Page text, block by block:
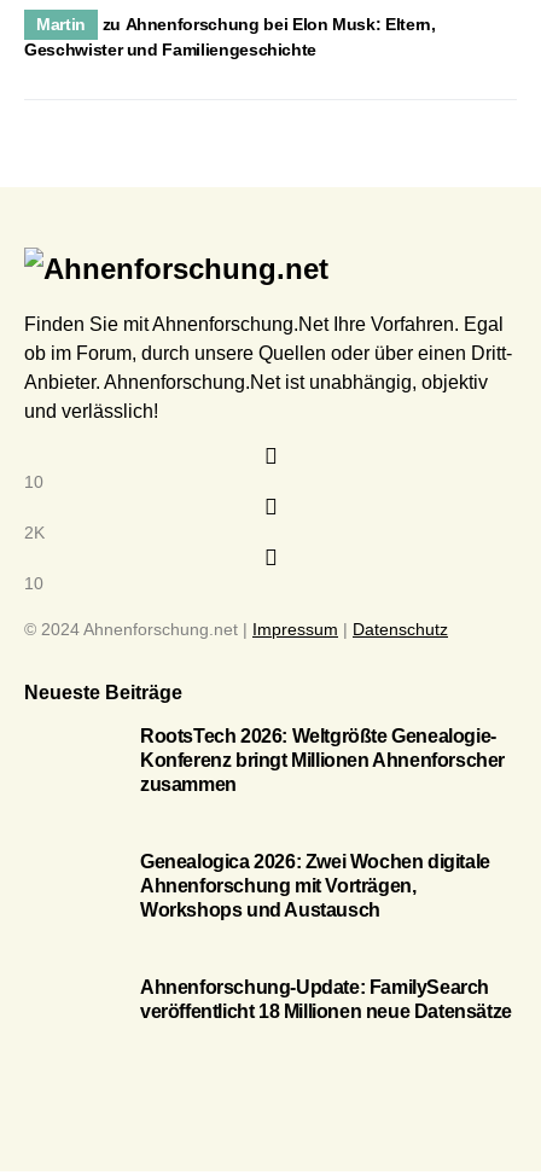
Martin zu Ahnenforschung bei Elon Musk: Eltern,
Geschwister und Familiengeschichte
Finden Sie mit Ahnenforschung.Net Ihre Vorfahren. Egal
ob im Forum, durch unsere Quellen oder über einen Dritt-
Anbieter. Ahnenforschung.Net ist unabhängig, objektiv
und verlässlich!
10
2K
10
© 2024 Ahnenforschung.net | Impressum | Datenschutz
Neueste Beiträge
RootsTech 2026: Weltgrößte Genealogie-
Konferenz bringt Millionen Ahnenforscher
zusammen
Genealogica 2026: Zwei Wochen digitale
Ahnenforschung mit Vorträgen,
Workshops und Austausch
Ahnenforschung-Update: FamilySearch
veröffentlicht 18 Millionen neue Datensätze